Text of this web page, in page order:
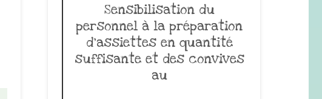
Sensibilisation du
personnel à la préparation
d’assiettes en quantité
suffisante et des convives
au